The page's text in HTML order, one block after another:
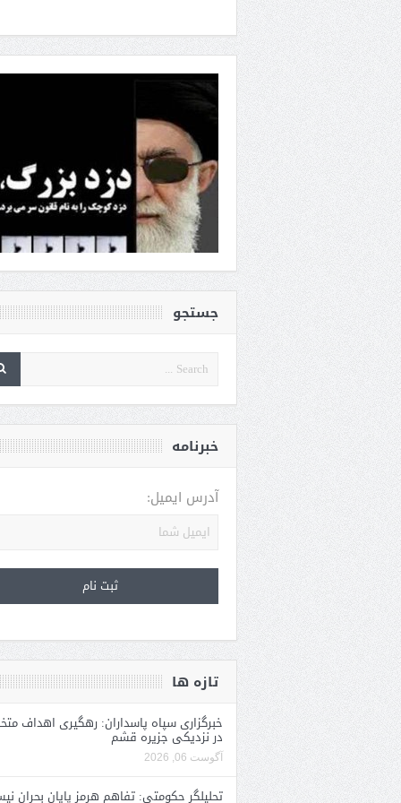
جستجو
خبرنامه
آدرس ایمیل:
تازه ها
خبرگزاری سپاه پاسداران: رهگیری اهداف
در نزدیکی جزیره قشم
آگوست 06, 2026
تحلیلگر حکومتی: تفاهم هرمز پایان بحران